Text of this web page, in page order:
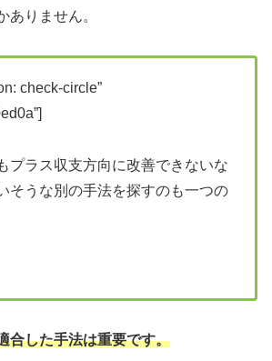
ありません。
check-circle”
プラス収支方向に改善できないな
そうな別の手法を探すのも一つの
合した手法は重要です。